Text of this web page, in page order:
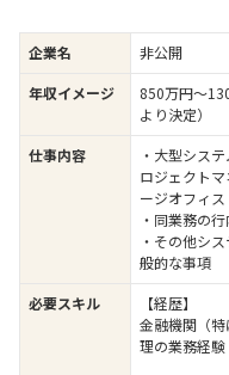
企業名
非公開
年収イメージ
850万円〜
より決定）
仕事内容
・大型シス
ロジェクト
ージオフィス
・同業務の
・その他シ
般的な事項
必要スキル
【経歴】
金融機関（
理の業務経験